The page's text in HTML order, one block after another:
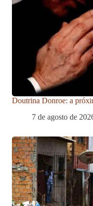
Doutrina Donroe: a
7 de agosto de